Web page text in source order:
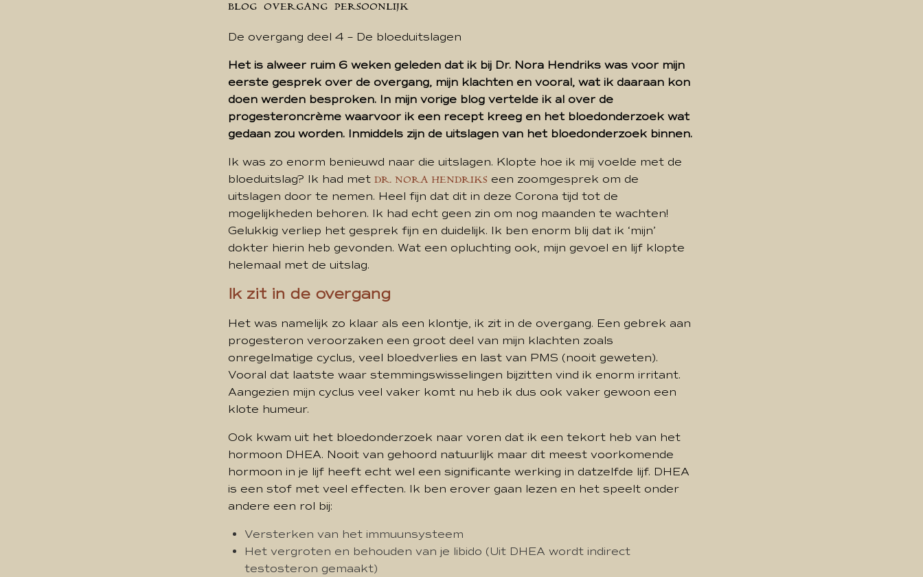
BLOG OVERGANG PERSOONLIJK
De overgang deel 4 – De bloeduitslagen
Het is alweer ruim 6 weken geleden dat ik bij Dr. Nora Hendriks was voor mijn
eerste gesprek over de overgang, mijn klachten en vooral, wat ik daaraan kon
doen werden besproken. In mijn vorige blog vertelde ik al over de
progesteroncrème waarvoor ik een recept kreeg en het bloedonderzoek wat
gedaan zou worden. Inmiddels zijn de uitslagen van het bloedonderzoek binnen.
Ik was zo enorm benieuwd naar die uitslagen. Klopte hoe ik mij voelde met de
bloeduitslag? Ik had metDR. NORA HENDRIKS een zoomgesprek om de
uitslagen door te nemen. Heel fijn dat dit in deze Corona tijd tot de
mogelijkheden behoren. Ik had echt geen zin om nog maanden te wachten!
Gelukkig verliep het gesprek fijn en duidelijk. Ik ben enorm blij dat ik ‘mijn’
dokter hierin heb gevonden. Wat een opluchting ook, mijn gevoel en lijf klopte
helemaal met de uitslag.
Ik zit in de overgang
Het was namelijk zo klaar als een klontje, ik zit in de overgang. Een gebrek aan
progesteron veroorzaken een groot deel van mijn klachten zoals
onregelmatige cyclus, veel bloedverlies en last van PMS (nooit geweten).
Vooral dat laatste waar stemmingswisselingen bijzitten vind ik enorm irritant.
Aangezien mijn cyclus veel vaker komt nu heb ik dus ook vaker gewoon een
klote humeur.
Ook kwam uit het bloedonderzoek naar voren dat ik een tekort heb van het
hormoon DHEA. Nooit van gehoord natuurlijk maar dit meest voorkomende
hormoon in je lijf heeft echt wel een significante werking in datzelfde lijf. DHEA
is een stof met veel effecten. Ik ben erover gaan lezen en het speelt onder
andere een rol bij:
Versterken van het immuunsysteem
Het vergroten en behouden van je libido (Uit DHEA wordt indirect
testosteron gemaakt)